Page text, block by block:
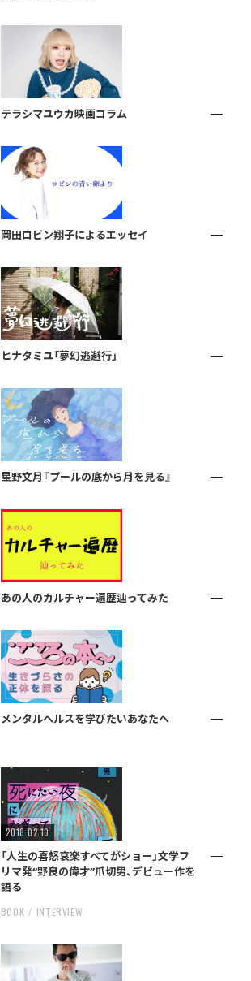
テラシマユウカ映画コラム
岡田ロビン翔子によるエッセイ
ヒナタミユ「夢幻逃避行」
星野文月『プールの底から月を見る』
あの人のカルチャー遍歴辿ってみた
メンタルヘルスを学びたいあなたへ
2018.02.10
「人生の喜怒哀楽すべてがショー」文学フ
リマ発“野良の偉才”爪切男、デビュー作を
語る
BOOK INTERVIEW